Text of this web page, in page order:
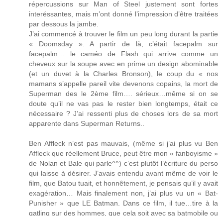
répercussions sur Man of Steel justement sont fortes
interéssantes, mais m’ont donné l’impression d’être traitées
par dessous la jambe.
J’ai commencé à trouver le film un peu long durant la partie
« Doomsday ». A partir de là, c’était facepalm sur
facepalm… le caméo de Flash qui arrive comme un
cheveux sur la soupe avec en prime un design abominable
(et un duvet à la Charles Bronson), le coup du « nos
mamans s’appelle pareil vite devenons copains, la mort de
Superman des le 2ème film…. sérieux…même si on se
doute qu’il ne vas pas le rester bien longtemps, était ce
nécessaire ? J’ai ressenti plus de choses lors de sa mort
apparente dans Superman Returns..
Ben Affleck n’est pas mauvais, (même si j’ai plus vu Ben
Affleck que réellement Bruce, peut être mon « fanboyisme »
de Nolan et Bale qui parle^^) c’est plutôt l’écriture du perso
qui laisse à désirer. J’avais entendu avant même de voir le
film, que Batou tuait, et honnêtement, je pensais qu’il y avait
exagération… Mais finalement non, j’ai plus vu un « Bat-
Punisher » que LE Batman. Dans ce film, il tue…tire à la
gatling sur des hommes, que cela soit avec sa batmobile ou